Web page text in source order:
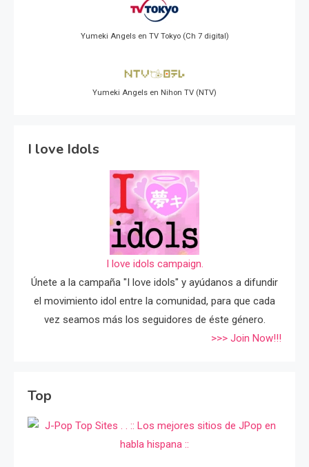
Yumeki Angels en TV Tokyo (Ch 7 digital)
Yumeki Angels en Nihon TV (NTV)
I love Idols
I love idols campaign.
Únete a la campaña "I love idols" y ayúdanos a difundir
el movimiento idol entre la comunidad, para que cada
vez seamos más los seguidores de éste género.
>>> Join Now!!!
Top